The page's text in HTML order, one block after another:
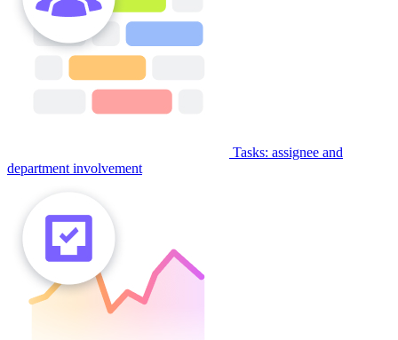
Tasks: assignee and
department involvement